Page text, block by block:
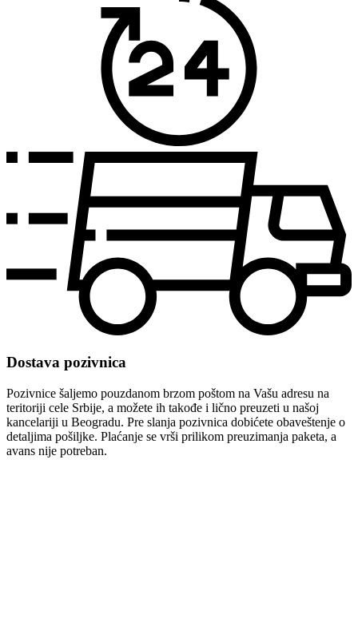
Dostava pozivnica
Pozivnice šaljemo pouzdanom brzom poštom na Vašu adresu na
teritoriji cele Srbije, a možete ih takođe i lično preuzeti u našoj
kancelariji u Beogradu. Pre slanja pozivnica dobićete obaveštenje o
detaljima pošiljke. Plaćanje se vrši prilikom preuzimanja paketa, a
avans nije potreban.